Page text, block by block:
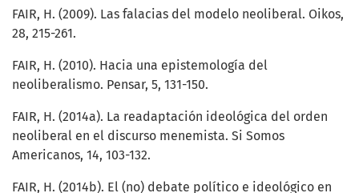
FAIR, H. (2009). Las falacias del modelo neoliberal. Oikos,
28, 215-261.
FAIR, H. (2010). Hacia una epistemología del
neoliberalismo. Pensar, 5, 131-150.
FAIR, H. (2014a). La readaptación ideológica del orden
neoliberal en el discurso menemista. Si Somos
Americanos, 14, 103-132.
FAIR, H. (2014b). El (no) debate político e ideológico en